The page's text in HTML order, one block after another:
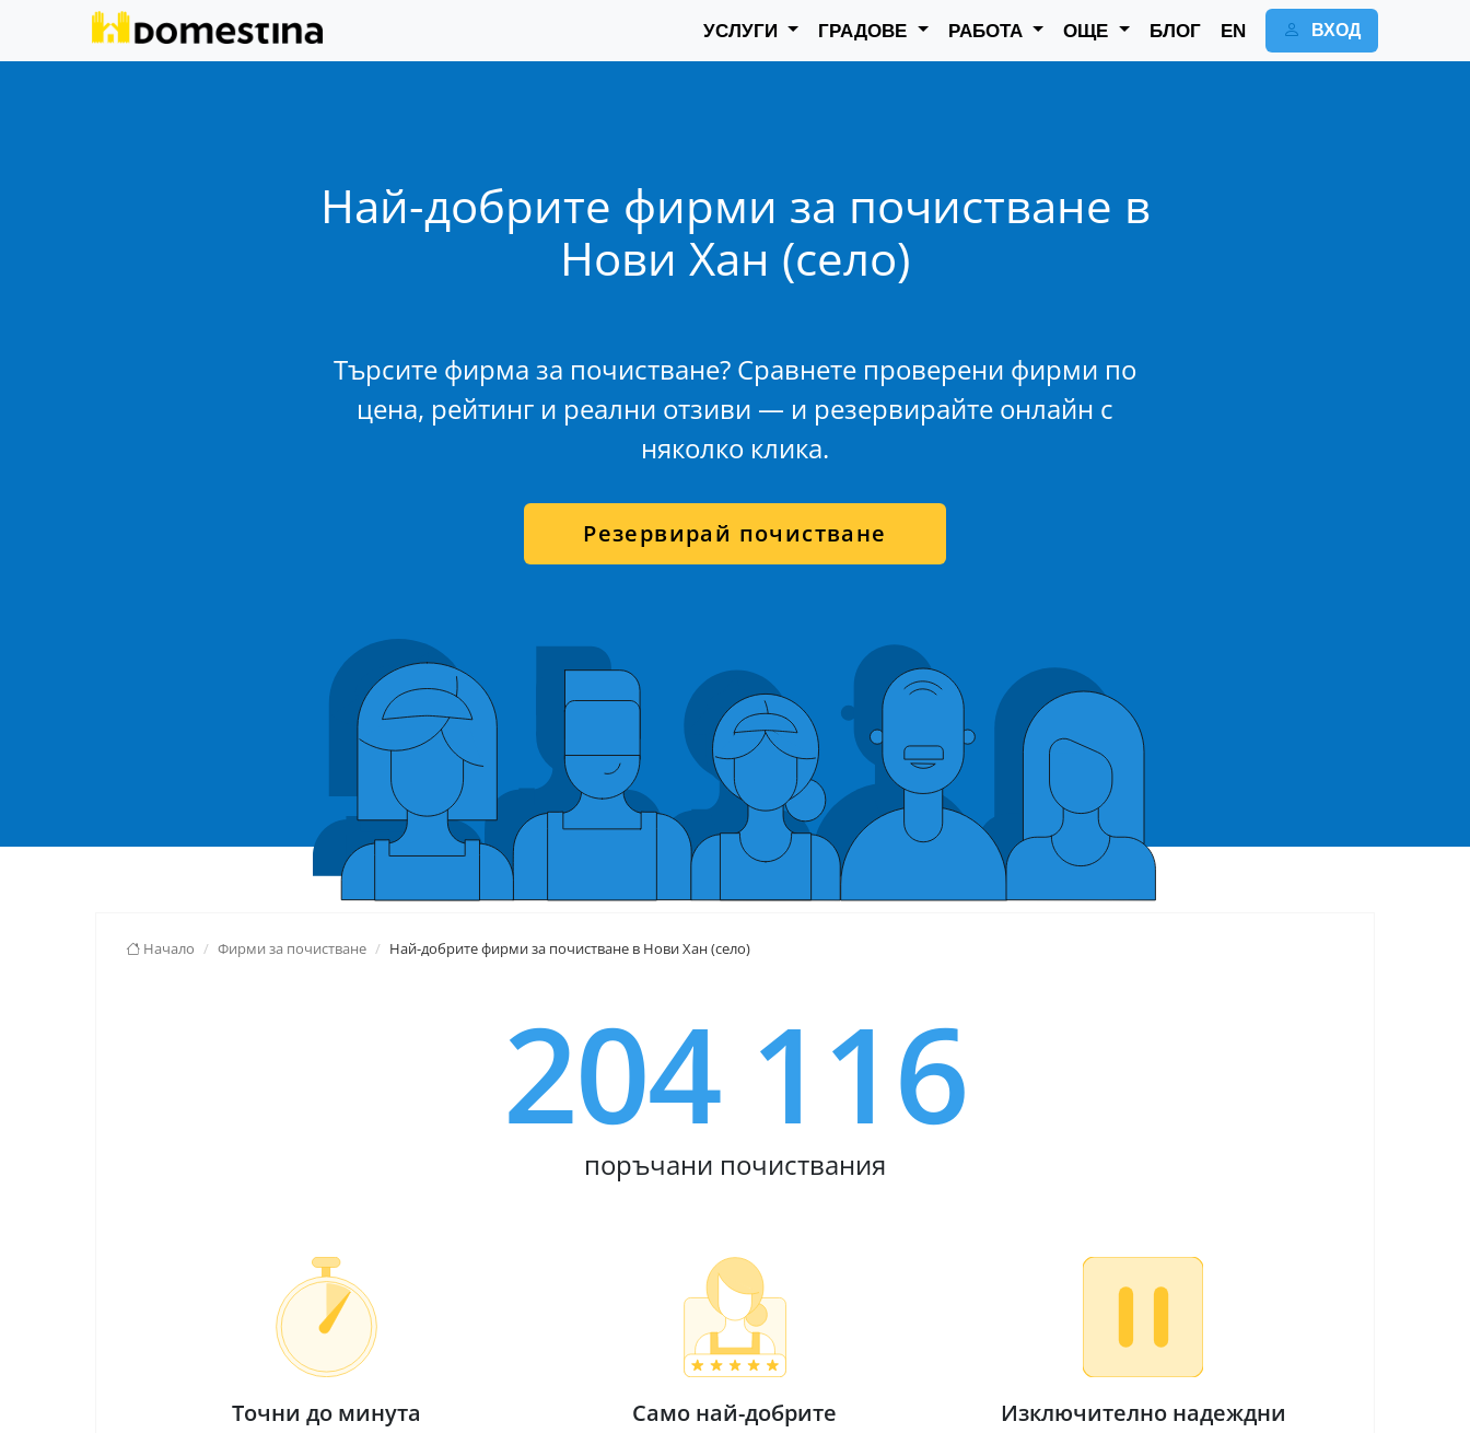
УСЛУГИ ГРАДОВЕ РАБОТА ОЩЕ БЛОГ EN ВХОД
Най-добрите фирми за почистване в
Нови Хан (село)
Търсите фирма за почистване? Сравнете проверени фирми по
цена, рейтинг и реални отзиви — и резервирайте онлайн с
няколко клика.
Резервирай почистване
Начало Фирми за почистване Най-добрите фирми за почистване в Нови Хан (село)
204 116
поръчани почиствания
Точни до минута Само най-добрите Изключително надеждни